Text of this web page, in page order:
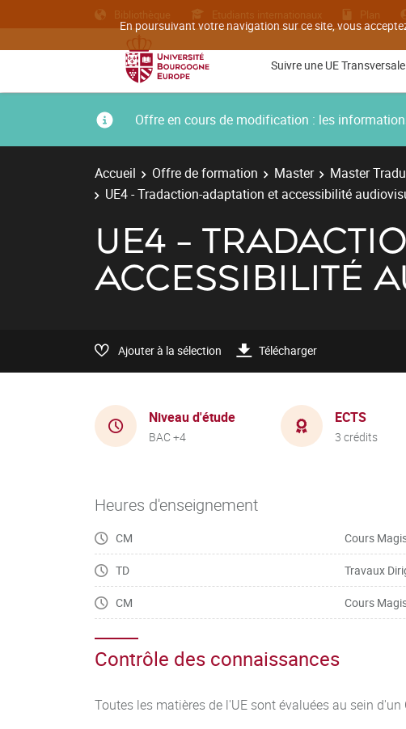
En poursuivant votre navigation sur ce site, vous
Bibliothèque Etudiants internationaux Plan
Suivre une UE Transversale
Offre en cours de modification : les
Accueil Offre de formation Master Master
UE4 - Tradaction-adaptation et accessibilité
UE4 -
ACCESSIBILITÉ
Ajouter à la sélection Télécharger
Niveau d'étude
BAC +4
ECTS
3 crédits
Heures d'enseignement
CM Cours
TD Travaux
CM Cours
Contrôle des connaissances
Toutes les matières de l'UE sont évaluées au sein